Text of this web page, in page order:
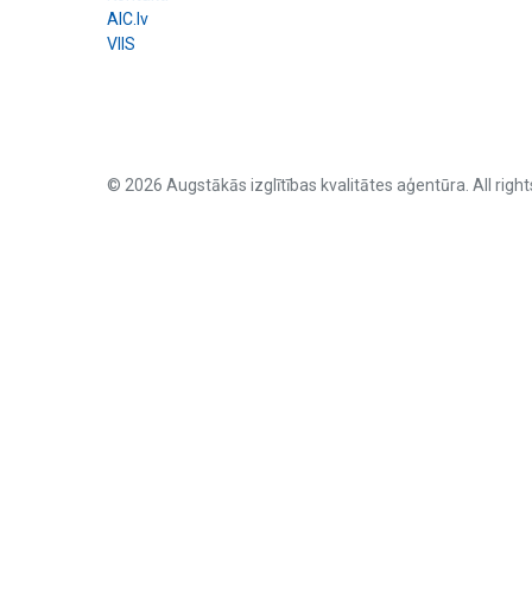
AIC.lv
VIIS
© 2026 Augstākās izglītības kvalitātes aģentūra. All